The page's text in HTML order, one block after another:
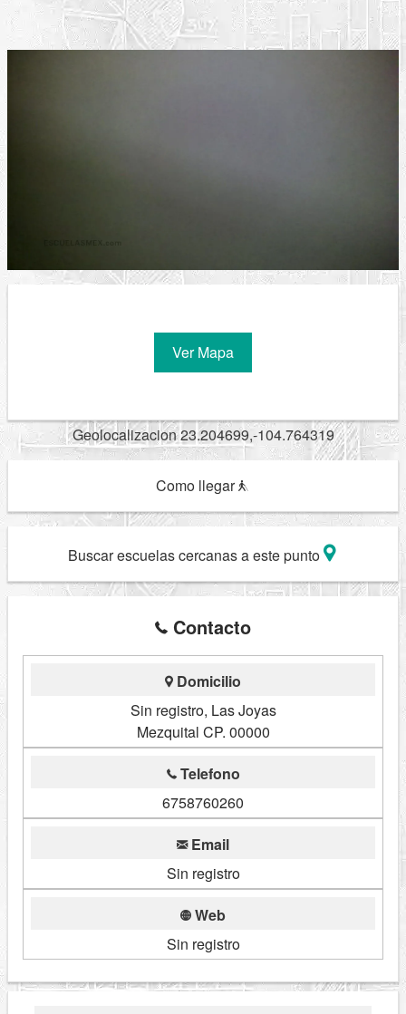
Ver Mapa
Geolocalizacion 23.204699,-104.764319
Como llegar
Buscar escuelas cercanas a este punto
Contacto
Domicilio
Sin registro, Las Joyas
Mezquital CP. 00000
Telefono
6758760260
Email
Sin registro
Web
Sin registro